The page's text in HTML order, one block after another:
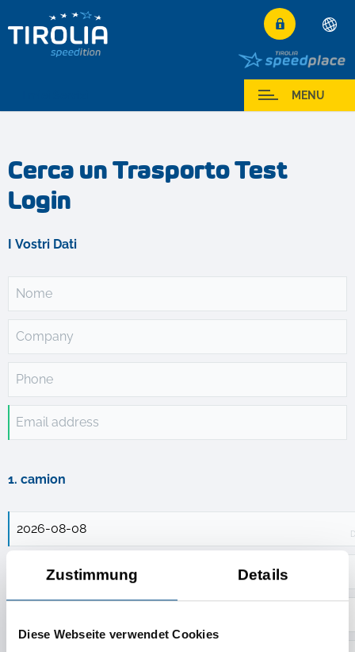
Zustimmung Details
Diese Webseite verwendet Cookies
Deutsch
English
Français
Español
MENU
Cerca un Trasporto Test
Login
I Vostri Dati
Nome
Company
Phone
Email address
1. camion
Truck location